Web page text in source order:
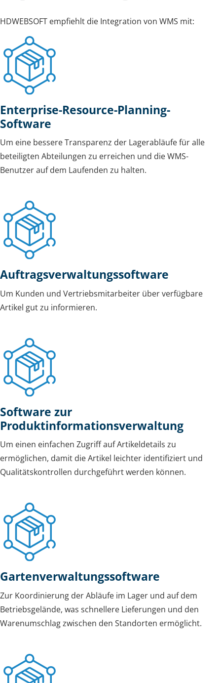
HDWEBSOFT empfiehlt die Integration von WMS mit:
Enterprise-Resource-Planning-
Software
Um eine bessere Transparenz der Lagerabläufe für alle
beteiligten Abteilungen zu erreichen und die WMS-
Benutzer auf dem Laufenden zu halten.
Auftragsverwaltungssoftware
Um Kunden und Vertriebsmitarbeiter über verfügbare
Artikel gut zu informieren.
Software zur
Produktinformationsverwaltung
Um einen einfachen Zugriff auf Artikeldetails zu
ermöglichen, damit die Artikel leichter identifiziert und
Qualitätskontrollen durchgeführt werden können.
Gartenverwaltungssoftware
Zur Koordinierung der Abläufe im Lager und auf dem
Betriebsgelände, was schnellere Lieferungen und den
Warenumschlag zwischen den Standorten ermöglicht.